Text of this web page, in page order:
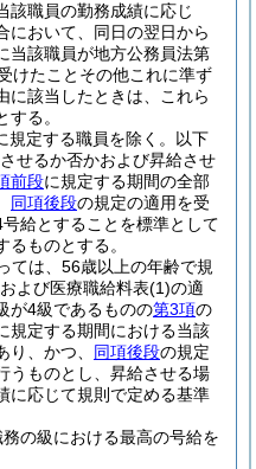
該職員の勤務成績に応じ
において、同日の翌日から
当該職員が地方公務員法第
けたことその他これに準ず
に該当したときは、これら
る。
規定する職員を除く。以下
せるか否かおよび昇給させ
前段に規定する期間の全部
同項後段の規定の適用を受
給とすることを標準として
ものとする。
ては、56歳以上の年齢で規
よび医療職給料表(1)の適
が4級であるものの第3項の
規定する期間における当該
、かつ、 同項後段の規定
うものとし、昇給させる場
に応じて規則で定める基準
の級における最高の号給を